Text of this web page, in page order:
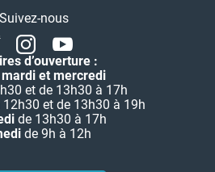
Suivez-nous
InstagramYoutube
d’ouverture :
mardi et mercredi
et de 13h30 à 17h
12h30 et de 13h30 à 19h
de 13h30 à 17h
de 9h à 12h